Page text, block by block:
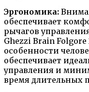
Эргономика:
обеспечивает
рычагов
Ghezzi Brain
особенности
обеспечивает
управления и
время длительных